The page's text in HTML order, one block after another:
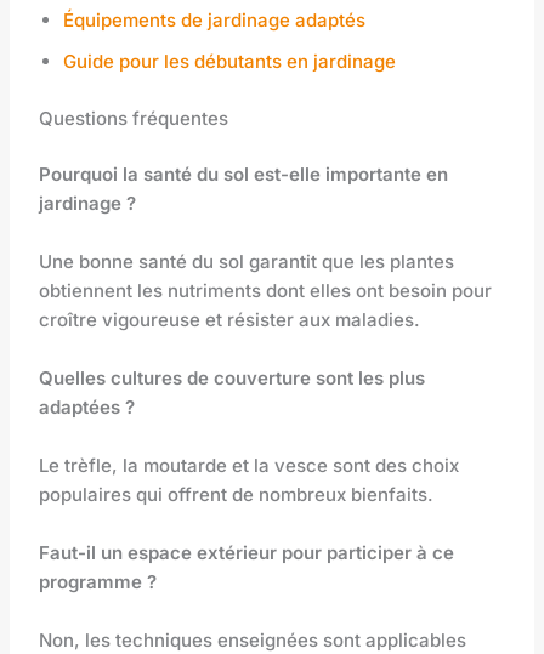
Équipements de jardinage adaptés
Guide pour les débutants en jardinage
Questions fréquentes
Pourquoi la santé du sol est-elle importante en
jardinage ?
Une bonne santé du sol garantit que les plantes
obtiennent les nutriments dont elles ont besoin pour
croître vigoureuse et résister aux maladies.
Quelles cultures de couverture sont les plus
adaptées ?
Le trèfle, la moutarde et la vesce sont des choix
populaires qui offrent de nombreux bienfaits.
Faut-il un espace extérieur pour participer à ce
programme ?
Non, les techniques enseignées sont applicables